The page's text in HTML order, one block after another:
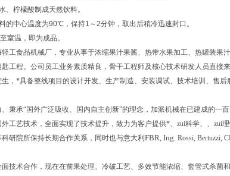
柠檬酸制成天然饮料。
中心温度为90℃，保持1～2分钟，取出后稍冷迅速封口。
温，即为成品。
工食品机械厂，专业从事于浓缩果汁果酱、热带水果加工、热罐装果
工程。公司员工业务素质精良，骨干工程师及核心技术研发人员直接
，*具备整线项目的设计开发、生产制造、安装调试、技术培训、售后
秉承“国外广泛吸收、国内自主创新”的理念，加派机械在已建成的一
工艺技术，全面实现了技术提升，致力为客户提供*、zui科学、、zui
研院所保持长期合作关系，同时也与意大利 FBR, Ing. Rossi, Bertuzzi,
技术合作，现在在前果处理、冷破工艺、多效节能浓缩、套管式杀菌